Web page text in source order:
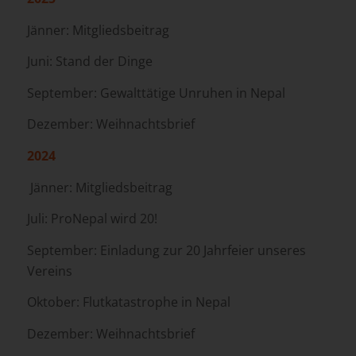
Jänner: Mitgliedsbeitrag
Juni: Stand der Dinge
September: Gewalttätige Unruhen in Nepal
Dezember: Weihnachtsbrief
2024
Jänner: Mitgliedsbeitrag
Juli: ProNepal wird 20!
September: Einladung zur 20 Jahrfeier unseres
Vereins
Oktober: Flutkatastrophe in Nepal
Dezember: Weihnachtsbrief